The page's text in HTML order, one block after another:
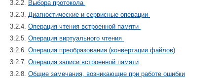
3.2.2.
Выбора протокола
3.2.3. Диагностические и сервисные операции
3.2.4. Операция чтения встроенной памяти
3.2.5. Операция виртуального чтения
3.2.6. Операция преобразования (конвертации файлов)
3.2.7. Операция записи встроенной памяти
3.2.8. Общие замечания, возникающие при работе ошибки